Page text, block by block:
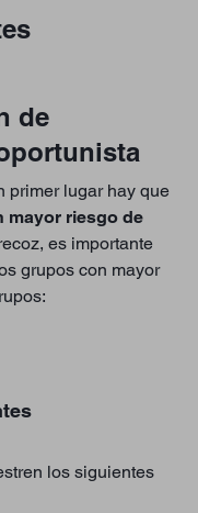
de
primer lugar hay que
mayor riesgo de
es importante
grupos con mayor
los siguientes